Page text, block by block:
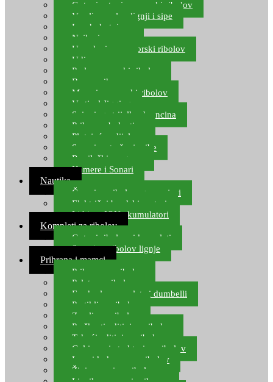
Gotovi setovi za morski ribolov
Varalice za lov lignji i sipe
Lov hobotnice
Najloni za more
Upredenice za morski ribolov
Udice za more
Perle za morski ribolov
Brum prihrana za more
Mamci za morski ribolov
Vertical Jigging
Spinning strijelke, brancina
Pribor za bolentino
Plutajuća odijela
Sonari za traženje ribe
Ronilački program
Kamere i Sonari
Nautika
Čamci za ribolov, gumenjaci
Električni brodski motori
Lithium ION akumulatori
Kompleti za ribolov
Gotovi ribolovni kompleti
Setovi za ribolov lignje
Prihrana i mamci
Prihrana za ribolov
Pelete za ribolov
Feeder lovne pelete i dumbelli
Partikli za ribolov
Zemlja za ribolov
Praškasti aditivi za ribolov
Tekući aditivi za ribolov
Gel i sprej atraktori za ribolov
Lovni kukuruz za ribolov
Živi mamci za ribolov